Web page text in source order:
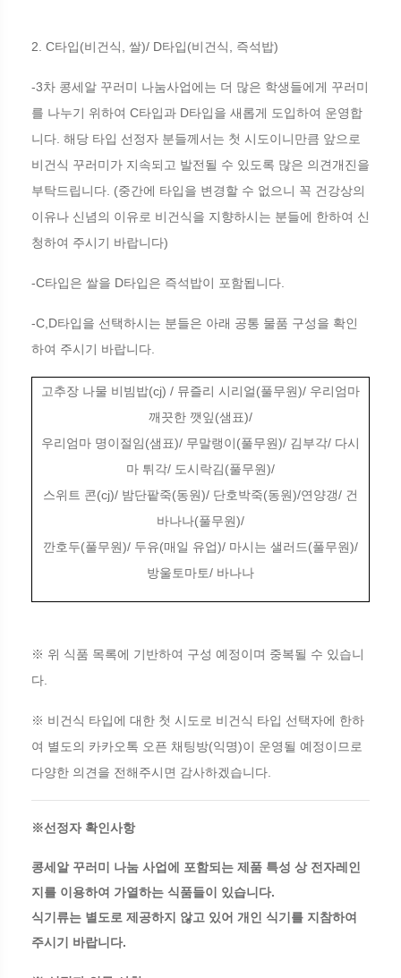
2. C타입 (비건식 쌀)/ D타입 (비건식 즉석밥)
-3차 콩세알 꾸러미 나눔사업에는 더 많은 학생들에게 꾸러미
를 나누기 위하여 C타입과 D타입을 새롭게 도입하여 운영합
니다 해당 타입 선정자 분들께서는 첫 시도이니만큼 앞으로
비건식 꾸러미가 지속되고 발전될 수 있도록 많은 의견개진을
부탁드립니다 (중간에 타입을 변경할 수 없으니 꼭 건강상의
이유나 신념의 이유로 비건식을 지향하시는 분들에 한하여 신
청하여 주시기 바랍니다)
-C타입은 쌀을 D타입은 즉석밥이 포함됩니다
-C,D타입을 선택하시는 분들은 아래 공통 물품 구성을 확인
하여 주시기 바랍니다
고추장 나물 비빔밥(cj) / 뮤즐리 시리얼 (풀무원)/ 우리엄마
깨끗한 깻잎 (샘표)/
우리엄마 명이절임 (샘표)/ 무말랭이 (풀무원)/ 김부각/ 다시
마 튀각/ 도시락김 (풀무원)/
스위트 콘(cj)/ 밤단팥죽(동원)/ 단호박죽(동원)/연양갱/ 건
바나나(풀무원)/
깐호두(풀무원)/ 두유(매일 유업)/ 마시는 샐러드 (풀무원)/
방울토마토/ 바나나
※ 위 식품 목록에 기반하여 구성 예정이며 중복될 수 있습니
다
※ 비건식 타입에 대한 첫 시도로 비건식 타입 선택자에 한하
여 별도의 카카오톡 오픈 채팅방(익명)이 운영될 예정이므로
다양한 의견을 전해주시면 감사하겠습니다
※선정자 확인사항
콩세알 꾸러미 나눔 사업에 포함되는 제품 특성 상 전자레인
지를 이용하여 가열하는 식품들이 있습니다.
식기류는 별도로 제공하지 않고 있어 개인 식기를 지참하여
주시기 바랍니다.